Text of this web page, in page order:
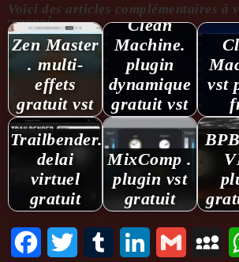
Voici des articles complémentaires à
...........:
Zen Master
. multi-
effets
gratuit vst
Clean
Machine.
plugin
dynamique
gratuit vst
vst
Trailbender.
delai
virtuel
gratuit
MixComp .
plugin vst
gratuit
FacebookTwitter Tumblr LinkedInGmail